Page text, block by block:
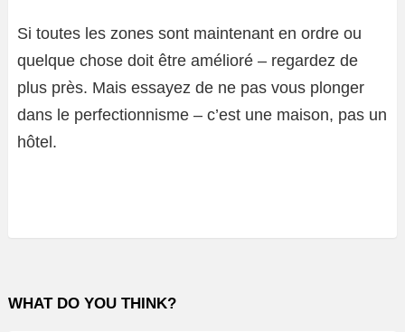
Si toutes les zones sont maintenant en ordre ou
quelque chose doit être amélioré – regardez de
plus près. Mais essayez de ne pas vous plonger
dans le perfectionnisme – c’est une maison, pas un
hôtel.
WHAT DO YOU THINK?